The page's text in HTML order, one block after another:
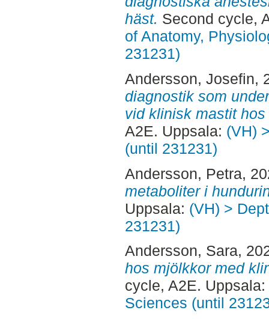
häst. Second cycle,
of Anatomy,
231231)
Andersson, Josefin,
diagnostik som
vid klinisk mastit hos
A2E. Uppsala: (VH)
(until 231231)
Andersson, Petra,
metaboliter i
Uppsala: (VH) >
231231)
Andersson, Sara,
hos mjölkkor med
cycle, A2E. Uppsala:
Sciences (until